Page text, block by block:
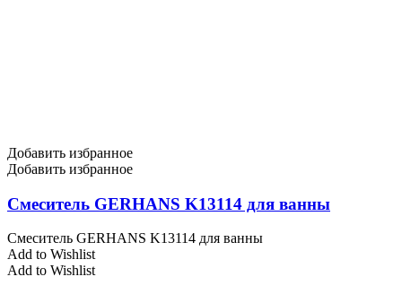
Добавить избранное
Добавить избранное
Смеситель GERHANS K13114 для ванны
Смеситель GERHANS K13114 для ванны
Add to Wishlist
Add to Wishlist